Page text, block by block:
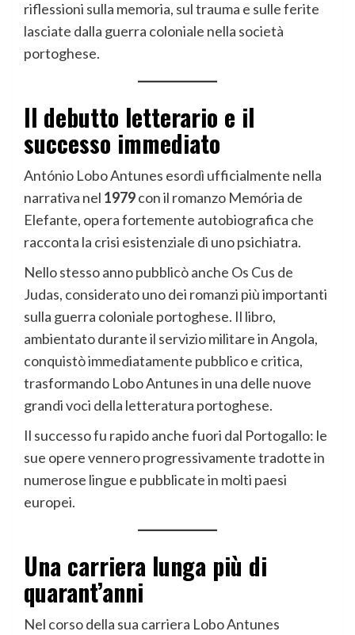
riflessioni sulla memoria, sul trauma e sulle ferite
lasciate dalla guerra coloniale nella società
portoghese.
Il debutto letterario e il
successo immediato
António Lobo Antunes esordì ufficialmente nella
narrativa nel 1979con il romanzo Memória de
Elefante, opera fortemente autobiografica che
racconta la crisi esistenziale di uno psichiatra.
Nello stesso anno pubblicò anche Os Cus de
Judas, considerato uno dei romanzi più importanti
sulla guerra coloniale portoghese. Il libro,
ambientato durante il servizio militare in Angola,
conquistò immediatamente pubblico e critica,
trasformando Lobo Antunes in una delle nuove
grandi voci della letteratura portoghese.
Il successo fu rapido anche fuori dal Portogallo: le
sue opere vennero progressivamente tradotte in
numerose lingue e pubblicate in molti paesi
europei.
Una carriera lunga più di
quarant’anni
Nel corso della sua carriera Lobo Antunes